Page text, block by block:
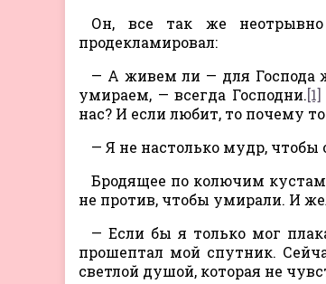
Он, все так же
продекламировал:
— А живем ли — для Господа
умираем, — всегда Господни.[1]
нас? И если любит, то почему
— Я не настолько мудр,
Бродящее по колючим
не против, чтобы умирали. И
— Если бы я только мог
прошептал мой спутник.
светлой душой, которая не